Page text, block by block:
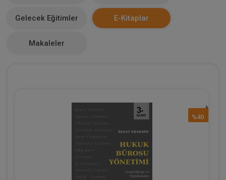
0
Gelecek Eğitimler E-Kitaplar
Makaleler
%40